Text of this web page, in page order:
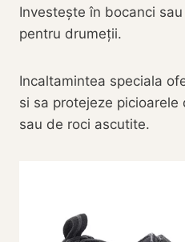
Investește în bocanci
pentru drumeții.
Incaltamintea speciala
si sa protejeze
sau de roci ascutite.